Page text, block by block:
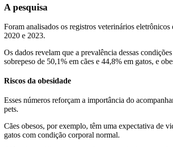
A pesquisa
Foram analisados os registros veterinários
2020 e 2023.
Os dados revelam que a prevalência dessas
sobrepeso de 50,1% em cães e 44,8% em gatos, e
Riscos da obesidade
Esses números reforçam a importância do
pets.
Cães obesos, por exemplo, têm uma expectativa de
gatos com condição corporal normal.